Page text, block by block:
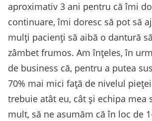
aproximativ 3 ani pentru că îmi
continuare, îmi doresc să pot să
mulți pacienți să aibă o dantură
zâmbet frumos. Am înțeles, în
de business că, pentru a putea
70% mai mici față de nivelul
trebuie atât eu, cât și echipa mea
mult, să ne asumăm că în loc de